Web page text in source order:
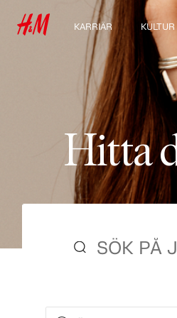
KARRIÄR
Våra arbetsområden
För dig som är student
KULTUR
Vår
Hitta